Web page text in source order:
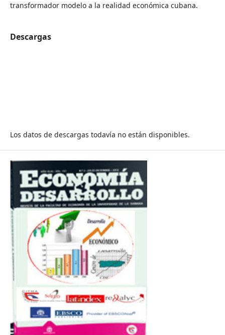
transformador modelo a la realidad económica cubana.
Descargas
Los datos de descargas todavía no están disponibles.